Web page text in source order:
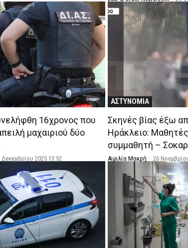
16χρονος που
μαχαιριού δύο
Δεκεμβρίου 2025 13:52
ΑΣΤΥΝΟΜΙΑ
Σκηνές βίας έξω
Ηράκλειο:
συμμαθητή –
Αιμιλία Μακρή - 26